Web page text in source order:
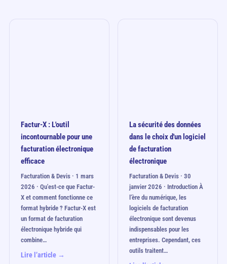
Factur-X : L'outil
incontournable pour une
facturation électronique
efficace
Facturation & Devis · 1 mars
2026 · Qu'est-ce que Factur-
X et comment fonctionne ce
format hybride ? Factur-X est
un format de facturation
électronique hybride qui
combine…
Lire l’article →
La sécurité des données
dans le choix d'un logiciel
de facturation
électronique
Facturation & Devis · 30
janvier 2026 · Introduction À
l’ère du numérique, les
logiciels de facturation
électronique sont devenus
indispensables pour les
entreprises. Cependant, ces
outils traitent…